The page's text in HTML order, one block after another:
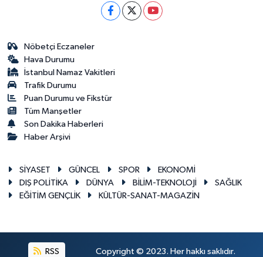
Nöbetçi Eczaneler
Hava Durumu
İstanbul Namaz Vakitleri
Trafik Durumu
Puan Durumu ve Fikstür
Tüm Manşetler
Son Dakika Haberleri
Haber Arşivi
SİYASET GÜNCEL SPOR
EKONOMİ
DIŞ POLİTİKA
DÜNYA BİLİM-TEKNOLOJİ
SAĞLIK
EĞİTİM GENÇLİK
KÜLTÜR-SANAT-MAGAZİN
RSS Copyright © 2023. Her hakkı saklıdır.